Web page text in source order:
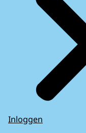
Inloggen